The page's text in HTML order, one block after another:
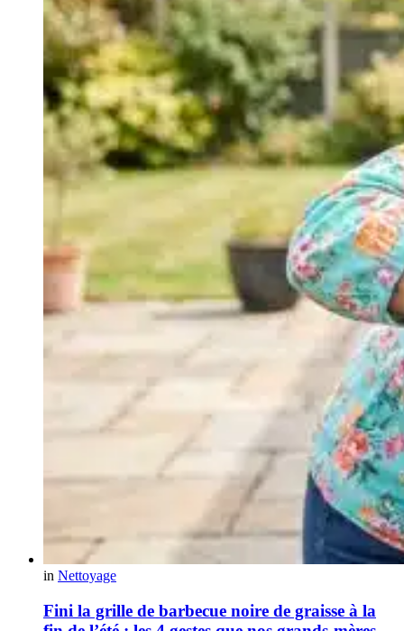
in Nettoyage
Fini la grille de barbecue noire de graisse à la